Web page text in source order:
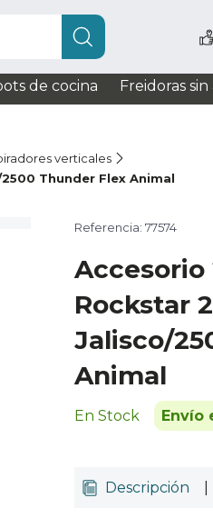
de cocina Freidoras
verticales
Thunder Flex Animal
Referencia: 77574
Accesorio
Rockstar
Jalisco/
Animal
En Stock Envío
Descripción